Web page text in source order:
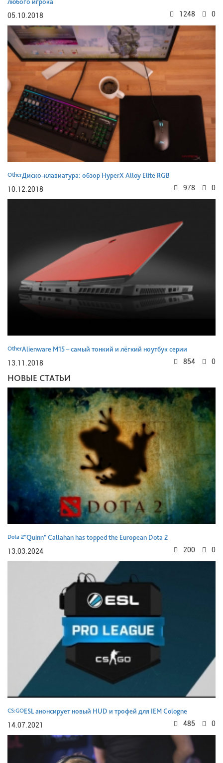
05.10.2018
0
1248
OtherДиско-клавиатура: обзор HyperX Alloy Elite RGB
10.12.2018
0
978
OtherAlienware M15 – самый тонкий и лёгкий ноутбук серии
13.11.2018
0
854
НОВЫЕ СТАТЬИ
Dota 2"Quinn" Callahan has topped the European Dota 2
13.03.2024
0
200
CS:GOESL анонсирует новый HUD и трофей для IEM Cologne
14.07.2021
0
485